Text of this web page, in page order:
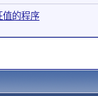
值的程序